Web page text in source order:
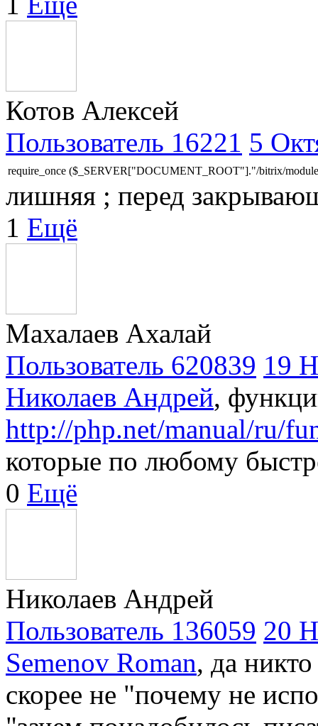
Котов Алексей
Пользователь 16221 5
require_once ($_SERVER["DOCUMENT_ROOT"]."/bitrix/
лишняя ; перед
1 Ещё
Махалаев Ахалай
Пользователь 620839 19
Николаев Андрей,
http://php.net/manual/ru/
которые по любому
0 Ещё
Николаев Андрей
Пользователь 136059 20
Semenov Roman, да
скорее не "почему не